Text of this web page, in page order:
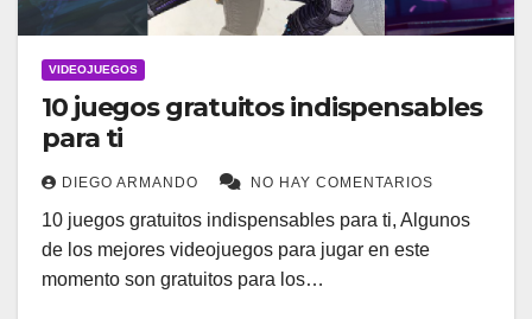
VIDEOJUEGOS
10 juegos gratuitos indispensables
para ti
DIEGO ARMANDO NO HAY COMENTARIOS
10 juegos gratuitos indispensables para ti, Algunos
de los mejores videojuegos para jugar en este
momento son gratuitos para los…